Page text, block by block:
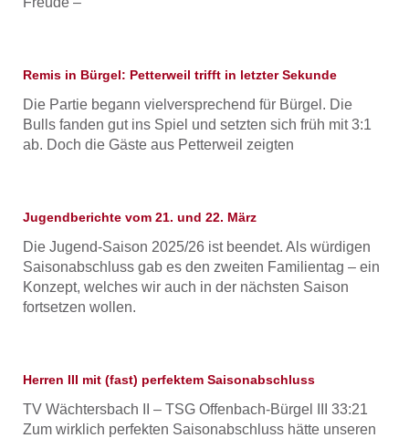
Remis in Bürgel: Petterweil trifft in letzter Sekunde
Die Partie begann vielversprechend für Bürgel. Die
Bulls fanden gut ins Spiel und setzten sich früh mit 3:1
ab. Doch die Gäste aus Petterweil zeigten
Jugendberichte vom 21. und 22. März
Die Jugend-Saison 2025/26 ist beendet. Als würdigen
Saisonabschluss gab es den zweiten Familientag – ein
Konzept, welches wir auch in der nächsten Saison
fortsetzen wollen.
Herren III mit (fast) perfektem Saisonabschluss
TV Wächtersbach II – TSG Offenbach-Bürgel III 33:21
Zum wirklich perfekten Saisonabschluss hätte unseren